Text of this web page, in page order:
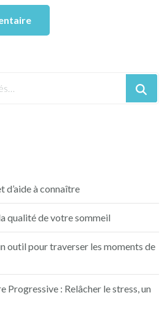
d’aide à connaître
qualité de votre sommeil
outil pour traverser les moments de
Progressive : Relâcher le stress, un